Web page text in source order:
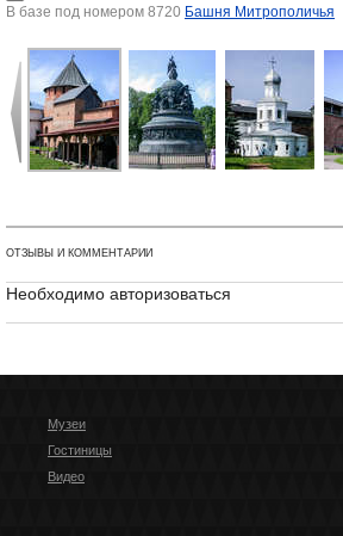
В базе под номером 8720 Башня Митрополичья
ОТЗЫВЫ И КОММЕНТАРИИ
Необходимо авторизоваться
Музеи
Гостиницы
Видео